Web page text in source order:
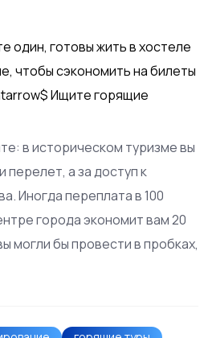
один, готовы жить в хостеле
чтобы сэкономить на билеты
Ищите горящие
в историческом туризме вы
перелет, а за доступ к
Иногда переплата в 100
города экономит вам 20
могли бы провести в пробках,